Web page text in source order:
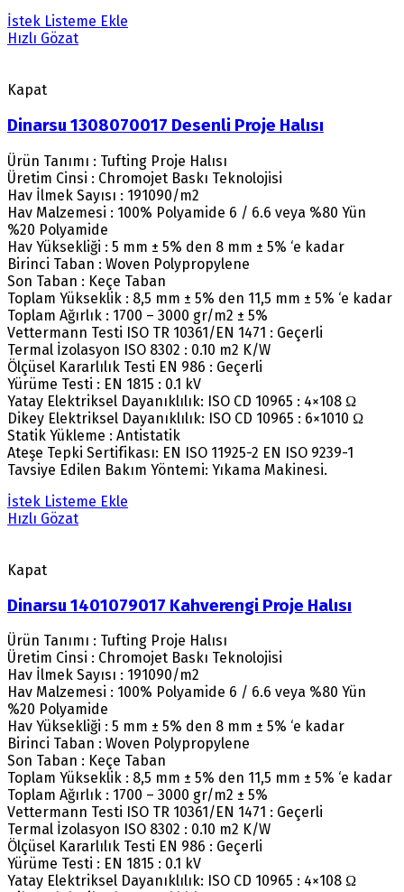
İstek Listeme Ekle
Hızlı Gözat
Kapat
Dinarsu 1308070017 Desenli Proje Halısı
Ürün Tanımı : Tufting Proje Halısı
Üretim Cinsi : Chromojet Baskı Teknolojisi
Hav İlmek Sayısı : 191090/m2
Hav Malzemesi : 100% Polyamide 6 / 6.6 veya %80 Yün
%20 Polyamide
Hav Yüksekliği : 5 mm ± 5% den 8 mm ± 5% ‘e kadar
Birinci Taban : Woven Polypropylene
Son Taban : Keçe Taban
Toplam Yükseklik : 8,5 mm ± 5% den 11,5 mm ± 5% ‘e kadar
Toplam Ağırlık : 1700 – 3000 gr/m2 ± 5%
Vettermann Testi ISO TR 10361/EN 1471 : Geçerli
Termal İzolasyon ISO 8302 : 0.10 m2 K/W
Ölçüsel Kararlılık Testi EN 986 : Geçerli
Yürüme Testi : EN 1815 : 0.1 kV
Yatay Elektriksel Dayanıklılık: ISO CD 10965 : 4×108 Ω
Dikey Elektriksel Dayanıklılık: ISO CD 10965 : 6×1010 Ω
Statik Yükleme : Antistatik
Ateşe Tepki Sertifikası: EN ISO 11925-2 EN ISO 9239-1
Tavsiye Edilen Bakım Yöntemi: Yıkama Makinesi.
İstek Listeme Ekle
Hızlı Gözat
Kapat
Dinarsu 1401079017 Kahverengi Proje Halısı
Ürün Tanımı : Tufting Proje Halısı
Üretim Cinsi : Chromojet Baskı Teknolojisi
Hav İlmek Sayısı : 191090/m2
Hav Malzemesi : 100% Polyamide 6 / 6.6 veya %80 Yün
%20 Polyamide
Hav Yüksekliği : 5 mm ± 5% den 8 mm ± 5% ‘e kadar
Birinci Taban : Woven Polypropylene
Son Taban : Keçe Taban
Toplam Yükseklik : 8,5 mm ± 5% den 11,5 mm ± 5% ‘e kadar
Toplam Ağırlık : 1700 – 3000 gr/m2 ± 5%
Vettermann Testi ISO TR 10361/EN 1471 : Geçerli
Termal İzolasyon ISO 8302 : 0.10 m2 K/W
Ölçüsel Kararlılık Testi EN 986 : Geçerli
Yürüme Testi : EN 1815 : 0.1 kV
Yatay Elektriksel Dayanıklılık: ISO CD 10965 : 4×108 Ω